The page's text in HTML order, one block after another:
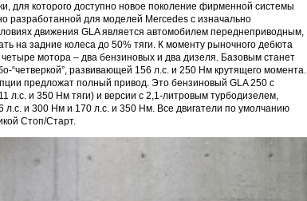
для которого доступно новое поколение фирменной системы
разработанной для моделей Mercedes с изначально
движения GLA является автомобилем переднеприводным,
на задние колеса до 50% тяги. К моменту рыночного дебюта
четыре мотора – два бензиновых и два дизеля. Базовым станет
“четверкой”, развивающей 156 л.с. и 250 Нм крутящего момента.
предложат полный привод. Это бензиновый GLA 250 с
л.с. и 350 Нм тяги) и версии с 2,1-литровым турбодизелем,
и 300 Нм и 170 л.с. и 350 Нм. Все двигатели по умолчанию
Стоп/Старт.